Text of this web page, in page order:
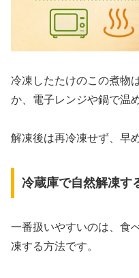
冷凍したたけのこの煮物
か、電子レンジや鍋で温
解凍後は再冷凍せず、早
冷蔵庫で自然解凍す
一番扱いやすいのは、食
凍する方法です。